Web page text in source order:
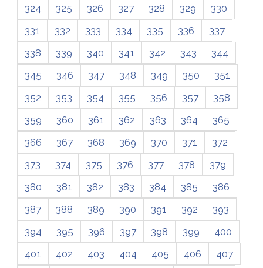
324
325 326 327 328 329
330
331
332 333 334 335 336
337
338
339 340 341 342 343
344
345
346 347 348 349 350
351
352
353 354 355 356 357
358
359
360 361 362 363 364
365
366
367 368 369 370 371
372
373
374 375 376 377 378
379
380
381 382 383 384 385
386
387
388 389 390 391 392
393
394
395 396 397 398 399
400
401
402 403 404 405 406 407